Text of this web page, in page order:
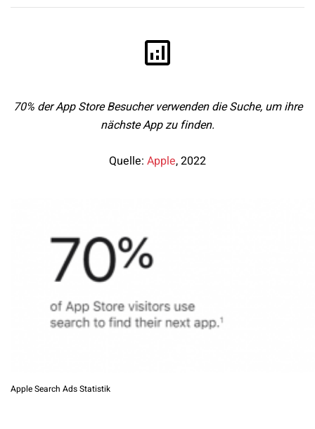
70% der App Store Besucher verwenden die Suche, um ihre
nächste App zu finden.
Quelle: Apple, 2022
Apple Search Ads Statistik